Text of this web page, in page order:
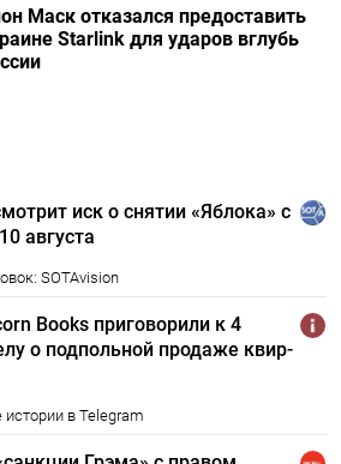
Маск отказался предоставить
Starlink для ударов вглубь